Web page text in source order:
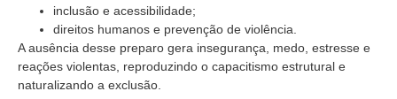
inclusão e acessibilidade;
direitos humanos e prevenção de violência.
A ausência desse preparo gera insegurança, medo, estresse e
reações violentas, reproduzindo o capacitismo estrutural e
naturalizando a exclusão.